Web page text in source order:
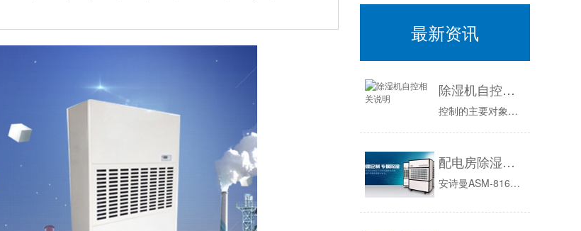
最新资讯
除湿机自控相关说明
控制的主要对象是除湿器出口的空气温湿度或露点温度，仅取决于入口空气的温湿度和再生能量的控制。在电气控制方面，通过对传统继电器触点控制、单片机...
配电房除湿机，高压配电房除湿优选
安诗曼ASM-8168C高压配电房除湿机及安诗曼高配置系列智能湿度控制除湿机技术参数：（220V机型：ASM-228LB/ASM-558LB...